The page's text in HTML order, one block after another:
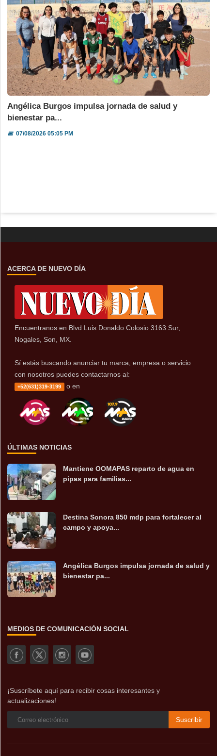
Angélica Burgos impulsa jornada de salud y
bienestar pa...
📅07/08/2026 05:05 PM
ACERCA DE NUEVO DÍA
Encuentranos en Blvd Luis Donaldo Colosio 3163 Sur,
Nogales, Son, MX.
Sí estás buscando anunciar tu marca, empresa o servicio
con nosotros puedes contactarnos al:
+52(631)319-3199 o en
ÚLTIMAS NOTICIAS
Mantiene OOMAPAS reparto de agua en
pipas para familias...
Destina Sonora 850 mdp para fortalecer al
campo y apoya...
Angélica Burgos impulsa jornada de salud y
bienestar pa...
MEDIOS DE COMUNICACIÓN SOCIAL
¡Suscríbete aquí para recibir cosas interesantes y
actualizaciones!
Suscribir